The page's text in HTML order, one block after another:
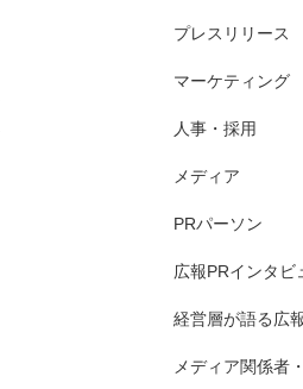
プレスリリース
マーケティング
人事・採用
メディア
PRパーソン
広報PRインタビ
経営層が語る広
メディア関係者